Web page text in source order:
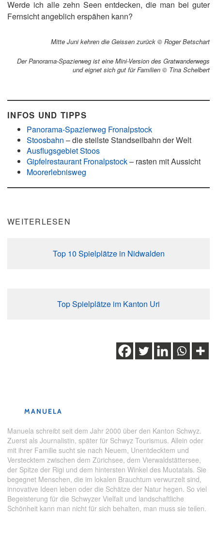
Werde ich alle zehn Seen entdecken, die man bei guter
Fernsicht angeblich erspähen kann?
Mitte Juni kehren die Geissen zurück © Roger Betschart
Der Panorama-Spazierweg ist eine Mini-Version des Gratwanderwegs
und eignet sich gut für Familien © Tina Schelbert
INFOS UND TIPPS
Panorama-Spazierweg Fronalpstock
Stoosbahn – die steilste Standseilbahn der Welt
Ausflugsgebiet Stoos
Gipfelrestaurant Fronalpstock– rasten mit Aussicht
Moorerlebnisweg
WEITERLESEN
Top 10 Spielplätze in Nidwalden
Top Spielplätze im Kanton Uri
MANUELA
Manuela schreibt seit dem Jahr 2000 über den Kanton Schwyz.
Zuerst als Journalistin, später für Schwyz Tourismus. Allein oder
mit ihrer Familie sucht sie nach Neuem, Unentdecktem und
Verstecktem zwischen dem Zürichsee, dem Vierwaldstättersee,
der Spitze der Rigi und dem hintersten Winkel des Muotatals. Sie
begegnet Menschen, die im lokalen Brauchtum verwurzelt sind,
innovative Ideen leben oder die Schätze der Natur hegen. So viel
Begeisterung für die Schwyzer Vielfalt und landschaftliche
Schönheit kann man nicht für sich behalten, man muss sie teilen.